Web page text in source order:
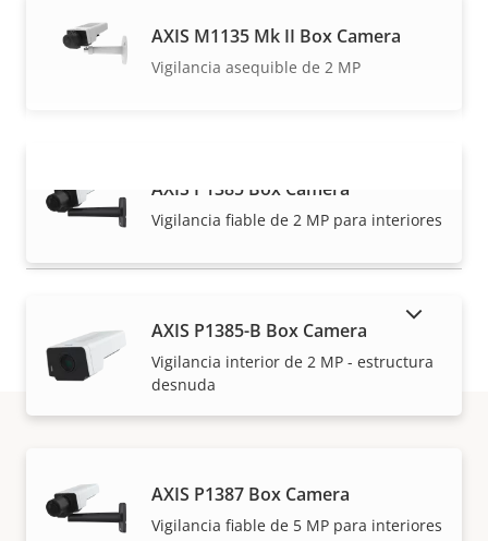
VISUALIZAR MÁS
AXIS M1135 Mk II Box Camera
Vigilancia asequible de 2 MP
AXIS P1385 Box Camera
Vigilancia fiable de 2 MP para interiores
AXIS P1385-B Box Camera
Vigilancia interior de 2 MP - estructura
desnuda
AXIS P1387 Box Camera
Vigilancia fiable de 5 MP para interiores
Garantía